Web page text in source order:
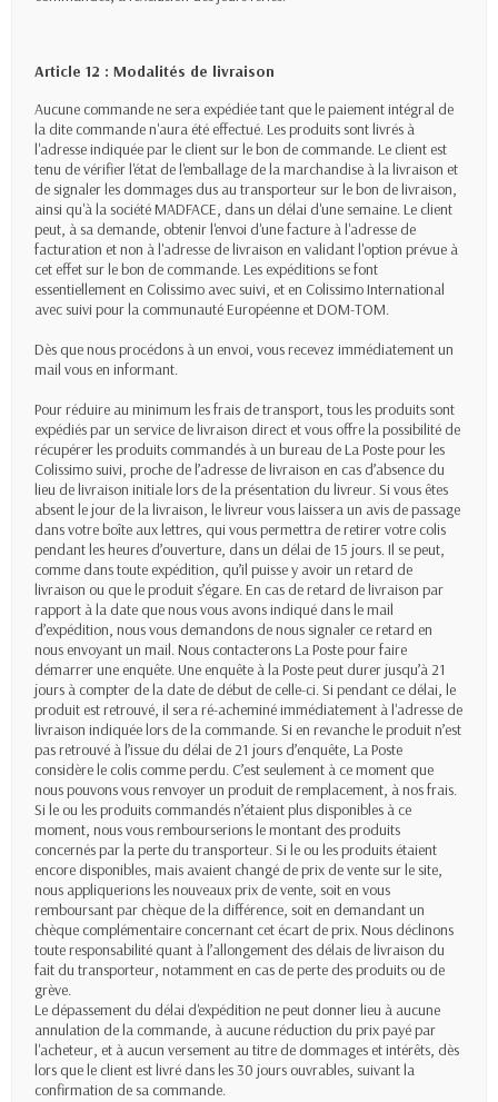
Article 12 : Modalités de livraison
Aucune commande ne sera expédiée tant que le paiement intégral de
la dite commande n'aura été effectué. Les produits sont livrés à
l'adresse indiquée par le client sur le bon de commande. Le client est
tenu de vérifier l'état de l'emballage de la marchandise à la livraison et
de signaler les dommages dus au transporteur sur le bon de livraison,
ainsi qu'à la société MADFACE, dans un délai d'une semaine. Le client
peut, à sa demande, obtenir l'envoi d'une facture à l'adresse de
facturation et non à l'adresse de livraison en validant l'option prévue à
cet effet sur le bon de commande. Les expéditions se font
essentiellement en Colissimo avec suivi, et en Colissimo International
avec suivi pour la communauté Européenne et DOM-TOM.
Dès que nous procédons à un envoi, vous recevez immédiatement un
mail vous en informant.
Pour réduire au minimum les frais de transport, tous les produits sont
expédiés par un service de livraison direct et vous offre la possibilité de
récupérer les produits commandés à un bureau de La Poste pour les
Colissimo suivi, proche de l’adresse de livraison en cas d’absence du
lieu de livraison initiale lors de la présentation du livreur. Si vous êtes
absent le jour de la livraison, le livreur vous laissera un avis de passage
dans votre boîte aux lettres, qui vous permettra de retirer votre colis
pendant les heures d’ouverture, dans un délai de 15 jours. Il se peut,
comme dans toute expédition, qu’il puisse y avoir un retard de
livraison ou que le produit s’égare. En cas de retard de livraison par
rapport à la date que nous vous avons indiqué dans le mail
d’expédition, nous vous demandons de nous signaler ce retard en
nous envoyant un mail. Nous contacterons La Poste pour faire
démarrer une enquête. Une enquête à la Poste peut durer jusqu’à 21
jours à compter de la date de début de celle-ci. Si pendant ce délai, le
produit est retrouvé, il sera ré-acheminé immédiatement à l'adresse de
livraison indiquée lors de la commande. Si en revanche le produit n’est
pas retrouvé à l’issue du délai de 21 jours d’enquête, La Poste
considère le colis comme perdu. C’est seulement à ce moment que
nous pouvons vous renvoyer un produit de remplacement, à nos frais.
Si le ou les produits commandés n’étaient plus disponibles à ce
moment, nous vous rembourserions le montant des produits
concernés par la perte du transporteur. Si le ou les produits étaient
encore disponibles, mais avaient changé de prix de vente sur le site,
nous appliquerions les nouveaux prix de vente, soit en vous
remboursant par chèque de la différence, soit en demandant un
chèque complémentaire concernant cet écart de prix. Nous déclinons
toute responsabilité quant à l’allongement des délais de livraison du
fait du transporteur, notamment en cas de perte des produits ou de
grève.
Le dépassement du délai d'expédition ne peut donner lieu à aucune
annulation de la commande, à aucune réduction du prix payé par
l'acheteur, et à aucun versement au titre de dommages et intérêts, dès
lors que le client est livré dans les 30 jours ouvrables, suivant la
confirmation de sa commande.